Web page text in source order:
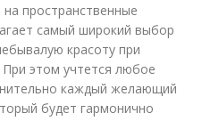
пространственные
самый широкий выбор
красоту при
этом учтется любое
каждый желающий
будет гармонично